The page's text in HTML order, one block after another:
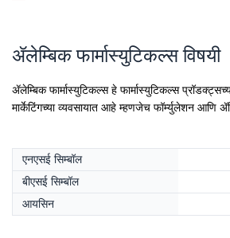
ॲलेम्बिक फार्मास्युटिकल्स विषयी
ॲलेम्बिक फार्मास्युटिकल्स हे फार्मास्युटिकल्स
मार्केटिंगच्या व्यवसायात आहे म्हणजेच फॉर्म्युलेशन आणि
एनएसई सिम्बॉल
बीएसई सिम्बॉल
आयसिन